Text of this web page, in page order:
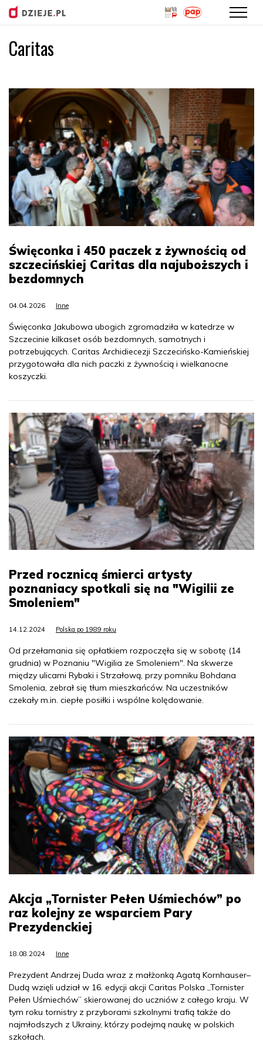
Caritas
Święconka i 450 paczek z żywnością od
szczecińskiej Caritas dla najuboższych i
bezdomnych
04.04.2026 Inne
Święconka Jakubowa ubogich zgromadziła w katedrze w
Szczecinie kilkaset osób bezdomnych, samotnych i
potrzebujących. Caritas Archidiecezji Szczecińsko-Kamieńskiej
przygotowała dla nich paczki z żywnością i wielkanocne
koszyczki.
Przed rocznicą śmierci artysty
poznaniacy spotkali się na "Wigilii ze
Smoleniem"
14.12.2024 Polska po 1989 roku
Od przełamania się opłatkiem rozpoczęła się w sobotę (14
grudnia) w Poznaniu "Wigilia ze Smoleniem". Na skwerze
między ulicami Rybaki i Strzałową, przy pomniku Bohdana
Smolenia, zebrał się tłum mieszkańców. Na uczestników
czekały m.in. ciepłe posiłki i wspólne kolędowanie.
Akcja „Tornister Pełen Uśmiechów” po
raz kolejny ze wsparciem Pary
Prezydenckiej
18.08.2024 Inne
Prezydent Andrzej Duda wraz z małżonką Agatą Kornhauser–
Dudą wzięli udział w 16. edycji akcji Caritas Polska „Tornister
Pełen Uśmiechów” skierowanej do uczniów z całego kraju. W
tym roku tornistry z przyborami szkolnymi trafią także do
najmłodszych z Ukrainy, którzy podejmą naukę w polskich
szkołach.